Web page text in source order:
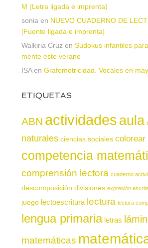
M (Letra ligada e imprenta)
sonia en NUEVO CUADERNO DE
[Fuente ligada e imprenta]
Walkiria Cruz en Sudokus infantiles
mente este verano
ISAen Grafomotricidad. Vocales en
ETIQUETAS
ABN actividadesaula
naturales ciencias sociales colorear
competencia
comprensión lectora cuaderno
descomposición divisiones expresión
juego lectoescritura lectura lectura
lengua primaria letras
matemáticas